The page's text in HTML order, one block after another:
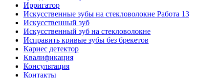
Ирригатор
Искусственные зубы на стекловолокне Работа 13
Искусственный зуб
Искусственный зуб на стекловолокне
Исправить кривые зубы без брекетов
Кариес детектор
Квалификация
Консультация
Контакты